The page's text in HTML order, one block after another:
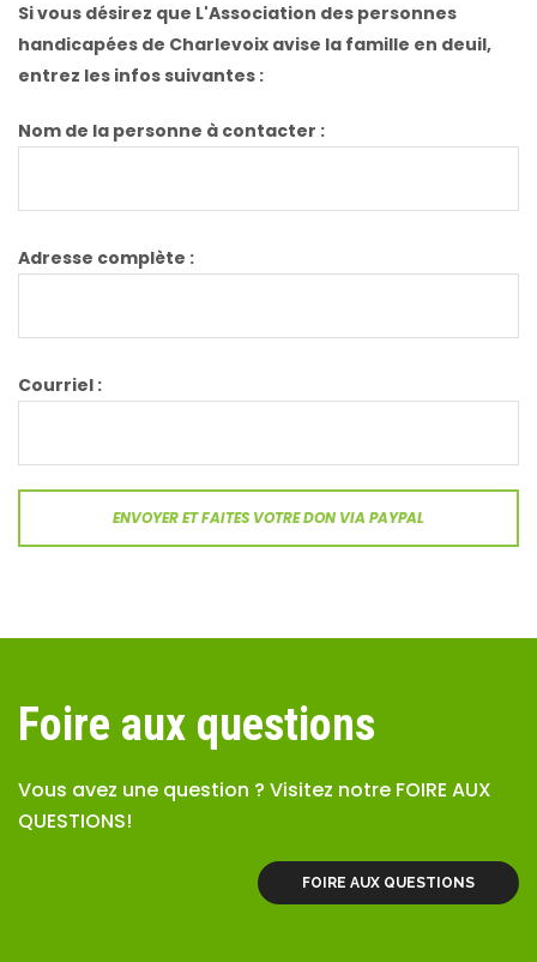
Si vous désirez que L'Association des personnes
handicapées de Charlevoix avise la famille en deuil,
entrez les infos suivantes :
Nom de la personne à contacter :
Adresse complète :
Courriel :
Foire aux questions
Vous avez une question ? Visitez notre FOIRE AUX
QUESTIONS!
FOIRE AUX QUESTIONS